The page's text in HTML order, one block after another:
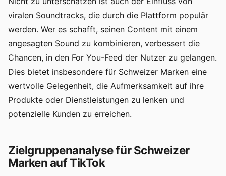
viralen Soundtracks, die durch die Plattform populär
werden. Wer es schafft, seinen Content mit einem
angesagten Sound zu kombinieren, verbessert die
Chancen, in den For You-Feed der Nutzer zu gelangen.
Dies bietet insbesondere für Schweizer Marken eine
wertvolle Gelegenheit, die Aufmerksamkeit auf ihre
Produkte oder Dienstleistungen zu lenken und
potenzielle Kunden zu erreichen.
Zielgruppenanalyse für Schweizer
Marken auf TikTok